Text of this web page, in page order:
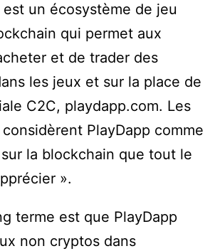
un écosystème de jeu
qui permet aux
et de trader des
les jeux et sur la place de
C2C, playdapp.com. Les
PlayDapp comme
la blockchain que tout le
».
terme est que PlayDapp
non cryptos dans